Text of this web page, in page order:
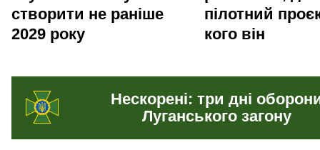
створити не раніше
2029 року
пілотний
кого він
Нескорені: три дні
Луганського загону